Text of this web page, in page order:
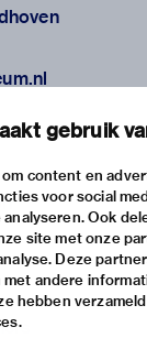
gebruik
content en
voor social
Ook
site met onze
Deze
andere
hebben